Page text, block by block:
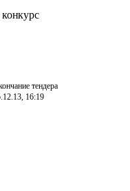
тендера
16:19